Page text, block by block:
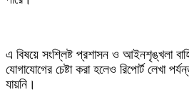
এ বিষয়ে সংশ্লিষ্ট প্রশাসন ও আইনশৃঙ্খলা
যোগাযোগের চেষ্টা করা হলেও রিপোর্ট লেখা
যায়নি।